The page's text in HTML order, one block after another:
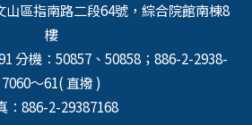
山區指南路二段64號，綜合院館南棟8
樓
分機：50857、50858；886-2-2938-
7060～61( 直撥 )
：886-2-29387168